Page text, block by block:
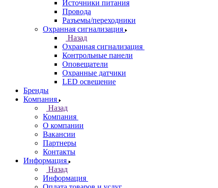
Источники питания
Провода
Разъемы/переходники
Охранная сигнализация
Назад
Охранная сигнализация
Контрольные панели
Оповещатели
Охранные датчики
LED освещение
Бренды
Компания
Назад
Компания
О компании
Вакансии
Партнеры
Контакты
Информация
Назад
Информация